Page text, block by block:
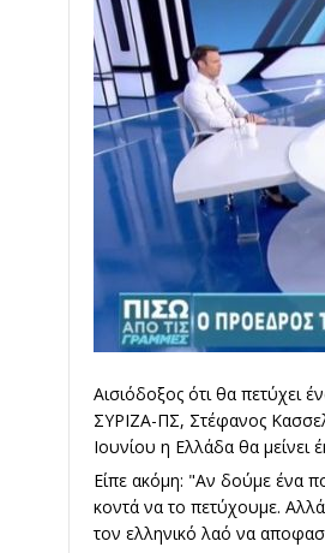
Αισιόδοξος ότι θα πετύχει
ΣΥΡΙΖΑ-ΠΣ, Στέφανος
Ιουνίου η Ελλάδα θα μείνει
Είπε ακόμη: "Αν δούμε ένα
κοντά να το πετύχουμε. Αλλά
τον ελληνικό λαό να